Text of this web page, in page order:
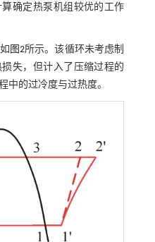
确定热泵机组较优的工作
图2所示。该循环未考虑制
失，但计入了压缩过程的
中的过冷度与过热度。